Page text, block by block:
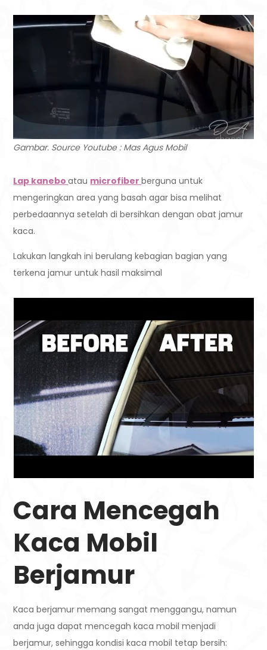
Gambar. Source Youtube : Mas Agus Mobil
Lap kaneboatau microfiberberguna untuk
mengeringkan area yang basah agar bisa melihat
perbedaannya setelah di bersihkan dengan obat jamur
kaca.
Lakukan langkah ini berulang kebagian bagian yang
terkena jamur untuk hasil maksimal
Cara Mencegah
Kaca Mobil
Berjamur
Kaca berjamur memang sangat menggangu, namun
anda juga dapat mencegah kaca mobil menjadi
berjamur, sehingga kondisi kaca mobil tetap bersih: